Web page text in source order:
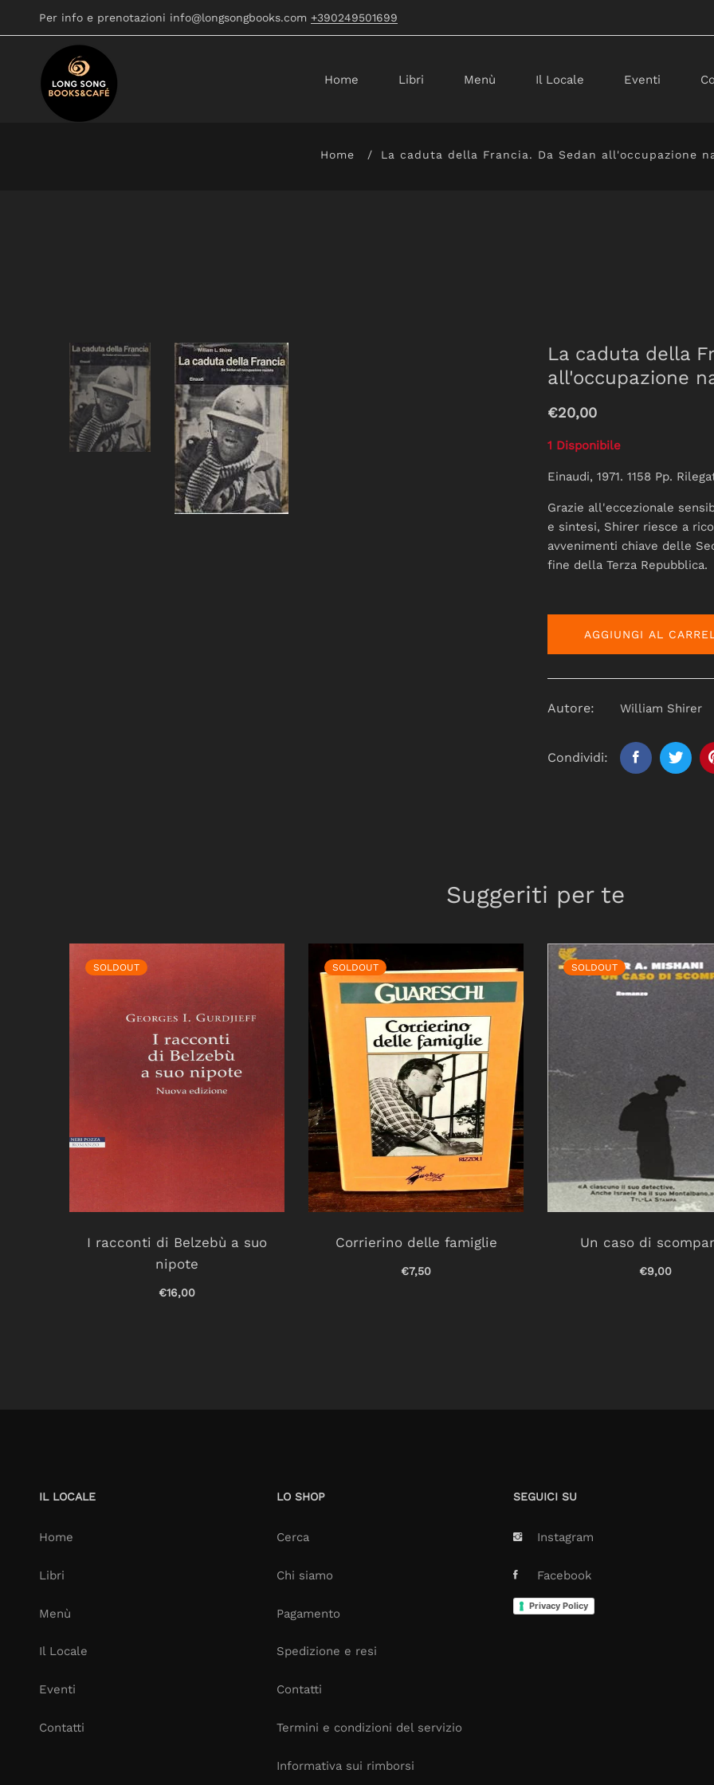
Per info e prenotazioni info@longsongbooks.com +390249501699
Home Libri Menù Il Locale Eventi
Home La caduta della Francia. Da Sedan all'occupazione
La caduta della
all'occupazione
€20,00
1 Disponibile
Einaudi, 1971. 1158 Pp.
Grazie all'eccezionale
e sintesi, Shirer riesce a
avvenimenti chiave delle
fine della Terza Repubblica.
AGGIUNGI AL
Autore: William Shirer
Condividi:
Suggeriti per te
SOLDOUT
I racconti di Belzebù a suo
nipote
€16,00
SOLDOUT
Corrierino delle famiglie
€7,50
SOLDOUT
Un caso di
€9,00
IL LOCALE
Home
Libri
Menù
Il Locale
Eventi
Contatti
LO SHOP
Cerca
Chi siamo
Pagamento
Spedizione e resi
Contatti
Termini e condizioni del servizio
Informativa sui rimborsi
SEGUICI SU
Instagram
Facebook
Privacy Policy